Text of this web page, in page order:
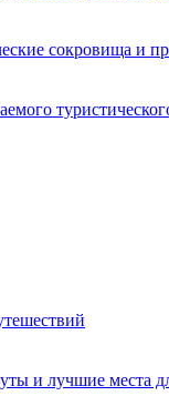
сокровища и
и лучшие места